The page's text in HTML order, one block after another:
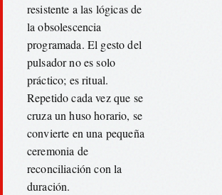
resistente a las lógicas de
la obsolescencia
programada. El gesto del
pulsador no es solo
práctico; es ritual.
Repetido cada vez que se
cruza un huso horario, se
convierte en una pequeña
ceremonia de
reconciliación con la
duración.